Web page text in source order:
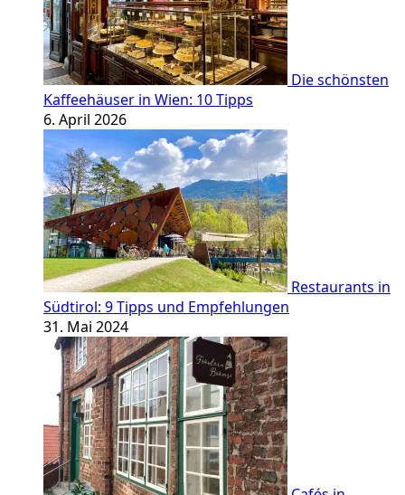
Die schönsten
Kaffeehäuser in Wien: 10 Tipps
6. April 2026
Restaurants in
Südtirol: 9 Tipps und Empfehlungen
31. Mai 2024